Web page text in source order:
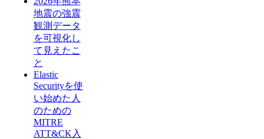
地震の強震
観測データ
を可視化し
て見えたこ
と
Elastic
Securityを使
い始めた人
のための
MITRE
ATT&CK入